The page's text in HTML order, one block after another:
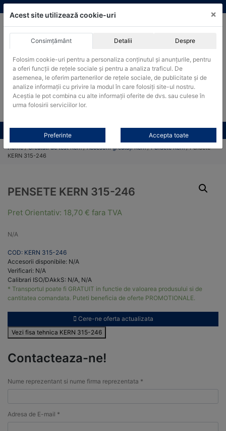
Skip
to
Produsele pot fi achizitionate si in sistemul SEAP / SICAP
Products
search
CAUTARE
Toate produsele CONTACT
Home/Greutati de test Kern/Accesorii greutăți Kern/Pensete Kern/ Pensete
KERN 315-246
PENSETE KERN 315-246
Pret Orientativ: 18,70 € fara TVA
N/A
COD: KERN 315-246
Accesorii disponibile: N/A
Verificari: N/A
Calibrari ISO/DAkkS: N/A, N/A
* Transportul poate fi GRATUIT in functie de valoarea produsului si de
cantitatea comandata. Puteti beneficia de oferte PROMOTIONALE.
Cere-ne oferta actualizata
Vezi fisa tehnica KERN 315-246
Contacteaza-ne!
Nume reprezentant si nume firma reprezentata *
Adresa de E-mail *
Acest site utilizează cookie-uri ×
Consimțământ Detalii Despre
Folosim cookie-uri pentru a personaliza conținutul și anunțurile, pentru
a oferi funcții de rețele sociale și pentru a analiza traficul. De
asemenea, le oferim partenerilor de rețele sociale, de publicitate și de
analize informații cu privire la modul în care folosiți site-ul nostru.
Aceștia le pot combina cu alte informații oferite de dvs. sau culese în
urma folosirii serviciilor lor.
Preferinte Accepta toate